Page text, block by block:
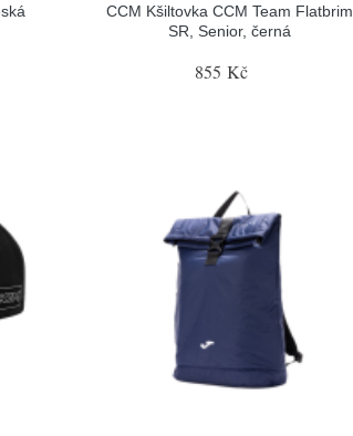
CCM Kšiltovka CCM Team Flatbrim
SR, Senior, černá
855 Kč